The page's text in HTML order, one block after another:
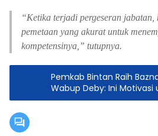
“Ketika terjadi pergeseran
pemetaan yang akurat untuk
kompetensinya,” tutupnya.
Pemkab Bintan Raih
Wabup Deby: Ini Motivasi
Program Zakat